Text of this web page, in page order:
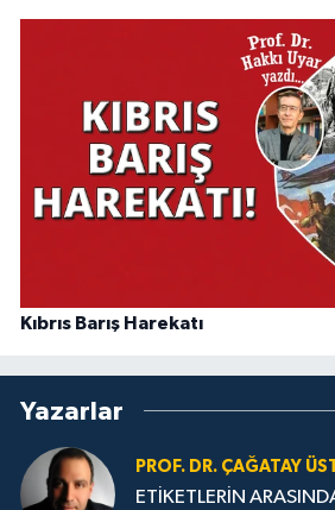
Kıbrıs Barış Harekatı
Yazarlar
PROF. DR. ÇAĞATAY
ETİKETLERİN